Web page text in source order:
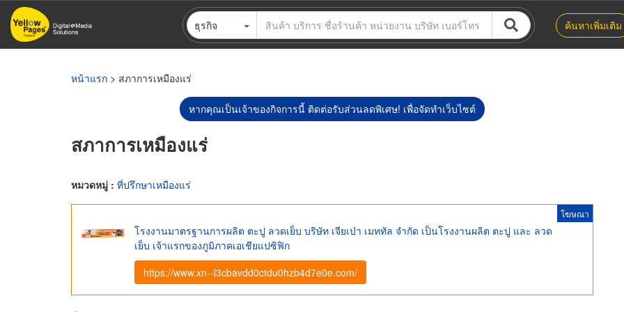
ข้าม
ไป
ธุรกิจ ค้นหาเพิ่มเติม
หน้าแรก > สภาการเหมืองแร่
หากคุณเป็นเจ้าของกิจการนี้ ติดต่อรับส่วนลดพิเศษ! เพื่อจัดทำเว็บไซต์
สภาการเหมืองแร่
หมวดหมู่ : ที่ปรึกษาเหมืองแร่
โฆษณา
โรงงานมาตรฐานการผลิต ตะปู ลวดเย็บ บริษัท เจียเป่า เมททัล จำกัด เป็นโรงงานผลิต ตะปู และ ลวด
เย็บ เจ้าแรกของภูมิภาคเอเชียแปซิฟิก
https://www.xn--l3cbavdd0ctdu0hzb4d7e0e.com/